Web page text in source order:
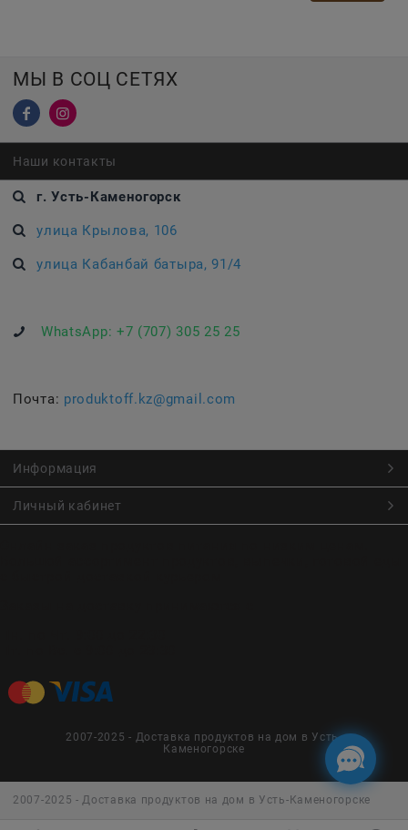
МЫ В СОЦ СЕТЯХ
Наши контакты
г. Усть-Каменогорск
улица Крылова, 106
улица Кабанбай батыра, 91/4
WhatsApp: +7 (707) 305 25 25
Почта: produktoff.kz@gmail.com
Информация
Личный кабинет
2007-2025 - Доставка продуктов на дом в Усть-
Каменогорске
2007-2025 - Доставка продуктов на дом в Усть-Каменогорске